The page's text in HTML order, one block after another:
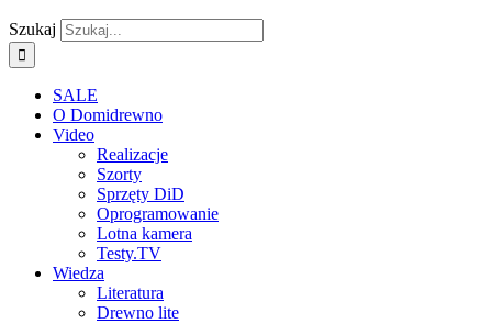
Szukaj
SALE
O Domidrewno
Video
Realizacje
Szorty
Sprzęty DiD
Oprogramowanie
Lotna kamera
Testy.TV
Wiedza
Literatura
Drewno lite